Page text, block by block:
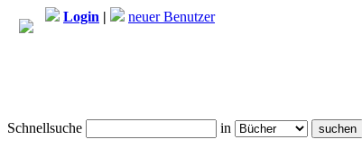
Login |
neuer Benutzer
Schnellsuche in